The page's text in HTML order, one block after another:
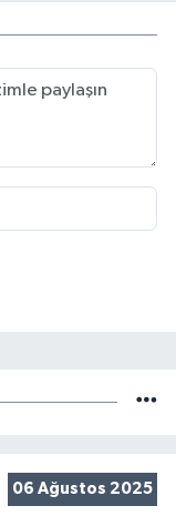
06 Ağustos 2025